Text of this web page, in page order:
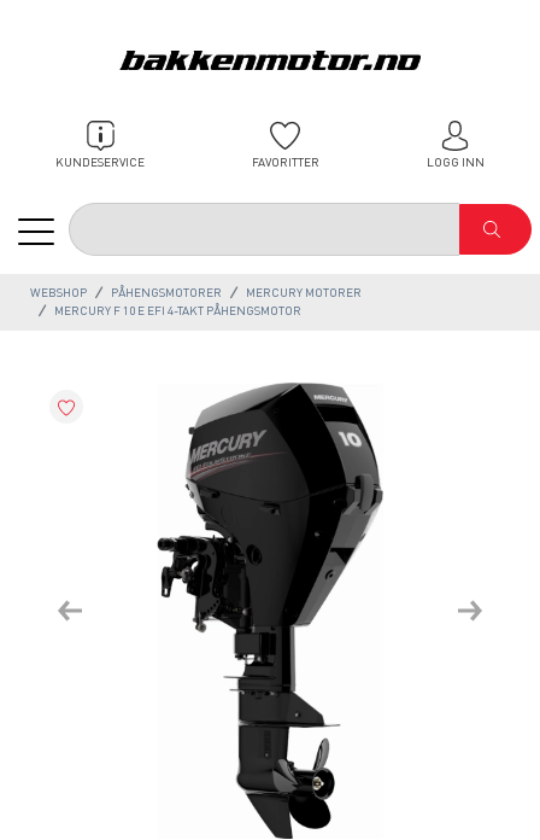
KUNDESERVICE FAVORITTER LOGG INN
WEBSHOP PÅHENGSMOTORER
MERCURY MOTORER
MERCURY F 10 E EFI 4-TAKT PÅHENGSMOTOR
Previous Next